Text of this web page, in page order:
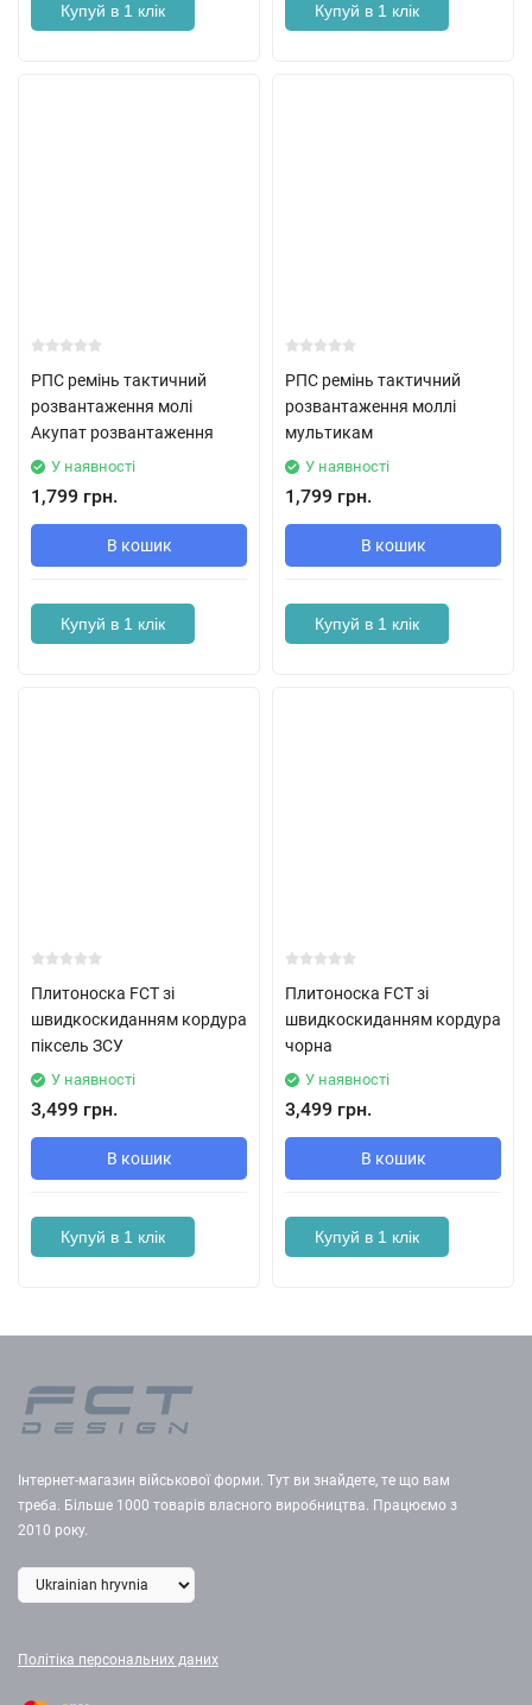
Купуй в 1 клік Купуй в 1 клік
РПС ремінь тактичний
розвантаження молі
Акупат розвантаження
У наявності
1,799 грн.
В кошик
Купуй в 1 клік
РПС ремінь тактичний
розвантаження моллі
мультикам
У наявності
1,799 грн.
В кошик
Купуй в 1 клік
Плитоноска FCT зі
швидкоскиданням кордура
піксель ЗСУ
У наявності
3,499 грн.
В кошик
Купуй в 1 клік
Плитоноска FCT зі
швидкоскиданням кордура
чорна
У наявності
3,499 грн.
В кошик
Купуй в 1 клік
Інтернет-магазин військової форми. Тут ви знайдете, те що вам
треба. Більше 1000 товарів власного виробництва. Працюємо з
2010 року.
Політіка персональних даних